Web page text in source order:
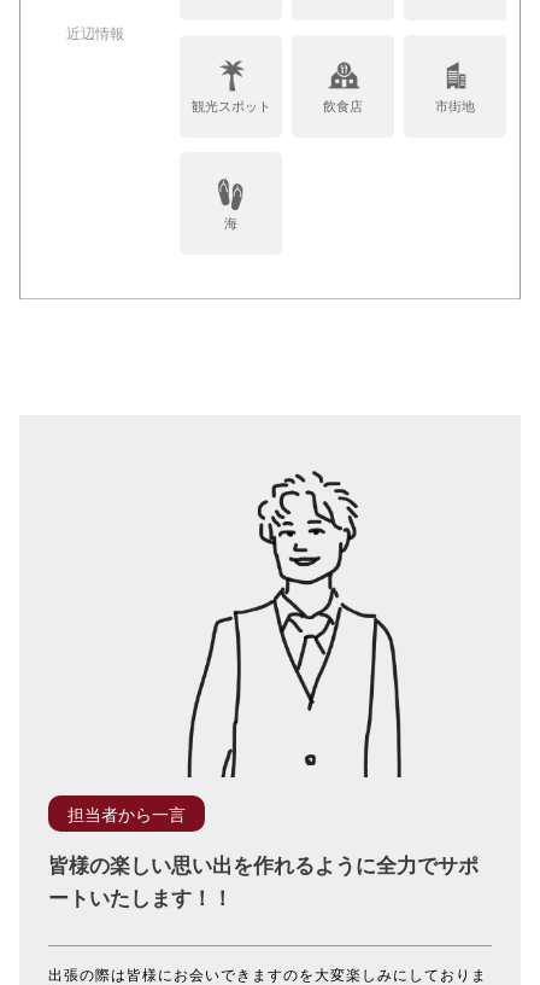
近辺情報
観光スポット 飲食店 市街地
海
担当者から一言
皆様の楽しい思い出を作れるように全力でサポ
ートいたします！！
出張の際は皆様にお会いできますのを大変楽しみにしておりま